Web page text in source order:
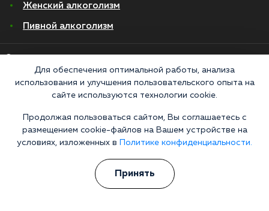
Женский алкоголизм
Пивной алкоголизм
Политика конфиденциальности
ЛО-50-01-012801 от 27.08.2021 по адресу: 127083, Московская область, г.
Москва, улица 8 Марта, 1с12, подъезд 1
продажи и приема психоактивных веществ. Незаконное производство,
пропаганда и сбыт наркотических средств или их аналогов карается в
соответствии с законом 228.1 УКРФ и КоАП РФ Статья 6.13. Материалы на
сайте носят справочный характер, не являются публичной офертой и не
Для обеспечения оптимальной работы, анализа
использования и улучшения пользовательского опыта на
сайте используются технологии cookie.
Продолжая пользоваться сайтом, Вы соглашаетесь с
размещением cookie-файлов на Вашем устройстве на
условиях, изложенных в
Политике конфиденциальности.
Принять